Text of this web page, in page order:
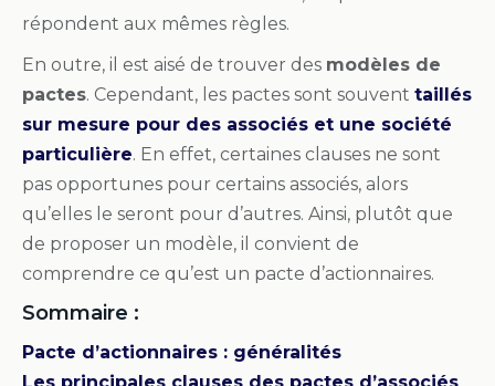
répondent aux mêmes règles.
En outre, il est aisé de trouver des modèles de
pactes. Cependant, les pactes sont souvent taillés
sur mesure pour des associés et une société
particulière. En effet, certaines clauses ne sont
pas opportunes pour certains associés, alors
qu’elles le seront pour d’autres. Ainsi, plutôt que
de proposer un modèle, il convient de
comprendre ce qu’est un pacte d’actionnaires.
Sommaire :
Pacte d’actionnaires : généralités
Les principales clauses des pactes d’associés